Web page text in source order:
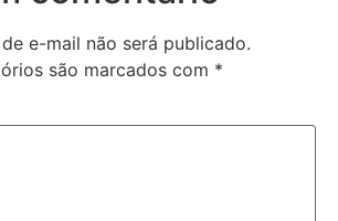
e-mail não será publicado.
são marcados com *